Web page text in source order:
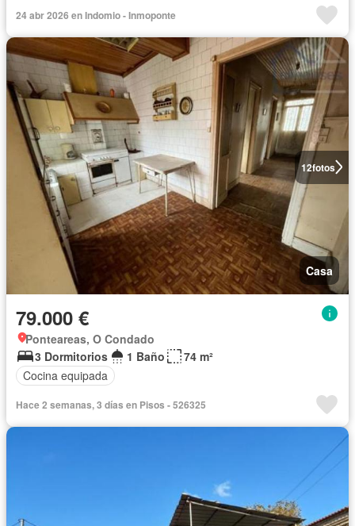
24 abr 2026 en Indomio - Inmoponte
12fotos
Casa
79.000 €
Ponteareas, O Condado
3 Dormitorios
1 Baño
74 m²
Cocina equipada
Hace 2 semanas, 3 días en Pisos - 526325